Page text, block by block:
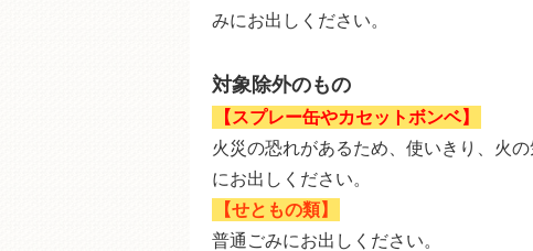
みにお出しください。
対象除外のもの
【スプレー缶やカセットボンベ】
火災の恐れがあるため、使いきり、火
にお出しください。
【せともの類】
普通ごみにお出しください。